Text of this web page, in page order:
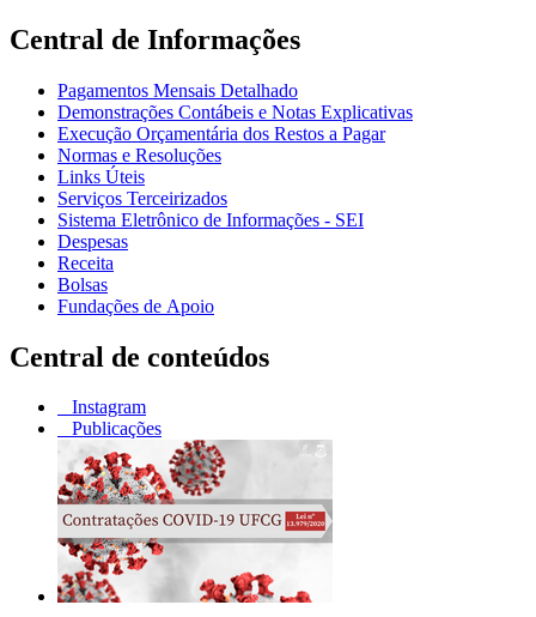
Central de Informações
Pagamentos Mensais Detalhado
Demonstrações Contábeis e Notas Explicativas
Execução Orçamentária dos Restos a Pagar
Normas e Resoluções
Links Úteis
Serviços Terceirizados
Sistema Eletrônico de Informações - SEI
Despesas
Receita
Bolsas
Fundações de Apoio
Central de conteúdos
Instagram
Publicações